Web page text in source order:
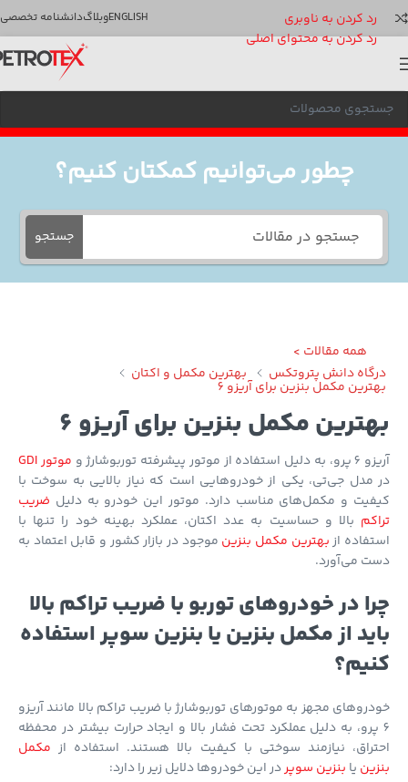
رد کردن به ناوبری
رد کردن به محتوای اصلی
ENGLISHوبلاگدانشنامه تخصصی
چطور می‌توانیم کمکتان کنیم؟
جستجو
همه مقالات >
دانش پتروتکس
بهترین مکمل و اکتان
مکمل بنزین برای آریزو 6
مکمل بنزین برای آریزو 6
موتور GDI
مدل جی‌تی، یکی از خودروهایی است که نیاز بالایی به سوخت با
و مکمل‌های مناسب دارد. موتور این خودرو به دلیلضریب
بالا و حساسیت به عدد اکتان، عملکرد بهینه خود را تنها با
ازبهترین مکمل بنزین موجود در بازار کشور و قابل اعتماد به
می‌آورد.
در خودروهای توربو با ضریب تراکم بالا
از مکمل بنزین یا بنزین سوپر استفاده
مجهز به موتورهای توربوشارژ با ضریب تراکم بالا مانند آریزو
به دلیل عملکرد تحت فشار بالا و ایجاد حرارت بیشتر در محفظه
نیازمند سوختی با کیفیت بالا هستند. استفاده ازمکمل
یابنزین سوپر در این خودروها دلایل زیر را دارد: